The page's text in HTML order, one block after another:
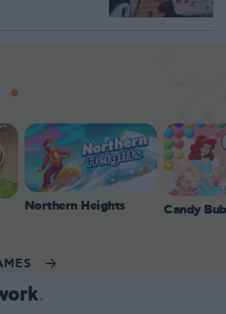
Northern Heights Candy